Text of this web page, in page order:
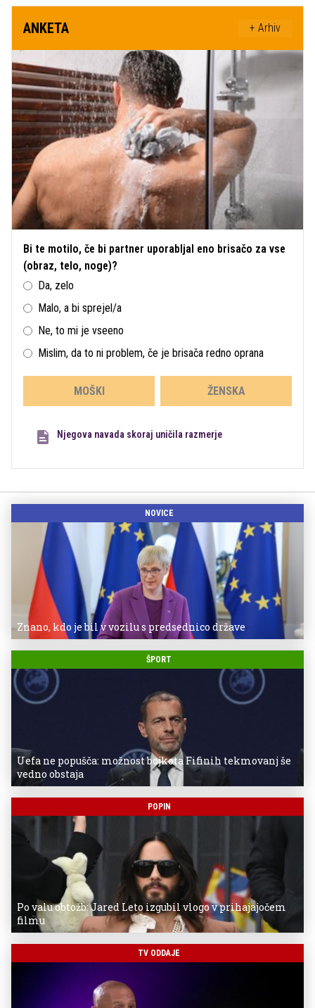
ANKETA + Arhiv
Bi te motilo, če bi partner uporabljal eno brisačo za vse
(obraz, telo, noge)?
Da, zelo
Malo, a bi sprejel/a
Ne, to mi je vseeno
Mislim, da to ni problem, če je brisača redno oprana
MOŠKI ŽENSKA
Njegova navada skoraj uničila razmerje
NOVICE
Znano, kdo je bil v vozilu s predsednico države
ŠPORT
Uefa ne popušča: možnost bojkota Fifinih tekmovanj še
vedno obstaja
POPIN
Po valu obtožb: Jared Leto izgubil vlogo v prihajajočem
filmu
TV ODDAJE